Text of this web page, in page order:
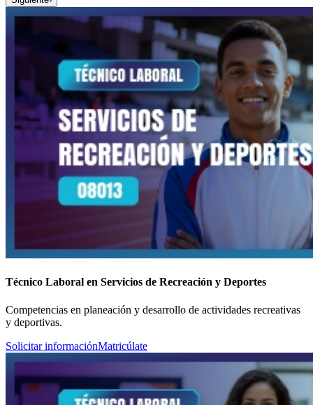
Técnico Laboral en Servicios de Recreación y Deportes
Competencias en planeación y desarrollo de actividades recreativas
y deportivas.
Solicitar informaciónMatricúlate